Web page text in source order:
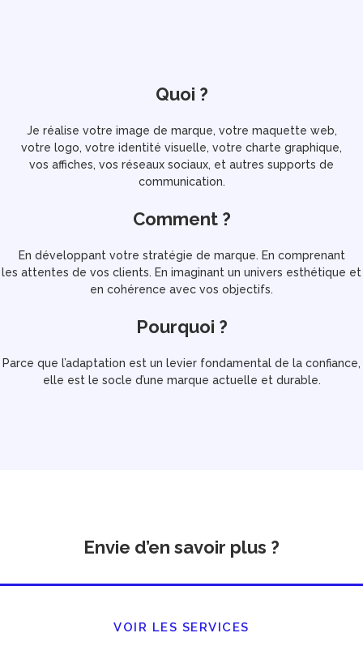
Quoi ?
Je réalise votre image de marque, votre maquette web,
votre logo, votre identité visuelle, votre charte graphique,
vos affiches, vos réseaux sociaux, et autres supports de
communication.
Comment ?
En développant votre stratégie de marque. En comprenant
les attentes de vos clients. En imaginant un univers esthétique et
en cohérence avec vos objectifs.
Pourquoi ?
Parce que l’adaptation est un levier fondamental de la confiance,
elle est le socle d’une marque actuelle et durable.
Envie d’en savoir plus ?
VOIR LES SERVICES